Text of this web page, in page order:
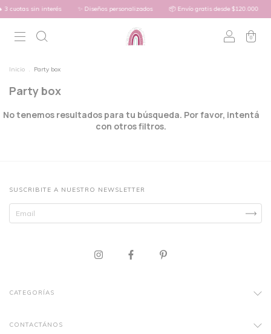
3 cuotas sin interés ✨ Diseños personalizados 📦 Envío gratis desde $120.000
0
Inicio . Party box
Party box
No tenemos resultados para tu búsqueda. Por favor, intentá
con otros filtros.
SUSCRIBITE A NUESTRO NEWSLETTER
CATEGORÍAS
CONTACTÁNOS